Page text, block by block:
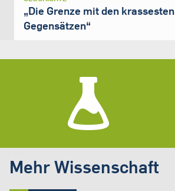
„Die Grenze mit den krassesten
Gegensätzen“
Mehr Wissenschaft